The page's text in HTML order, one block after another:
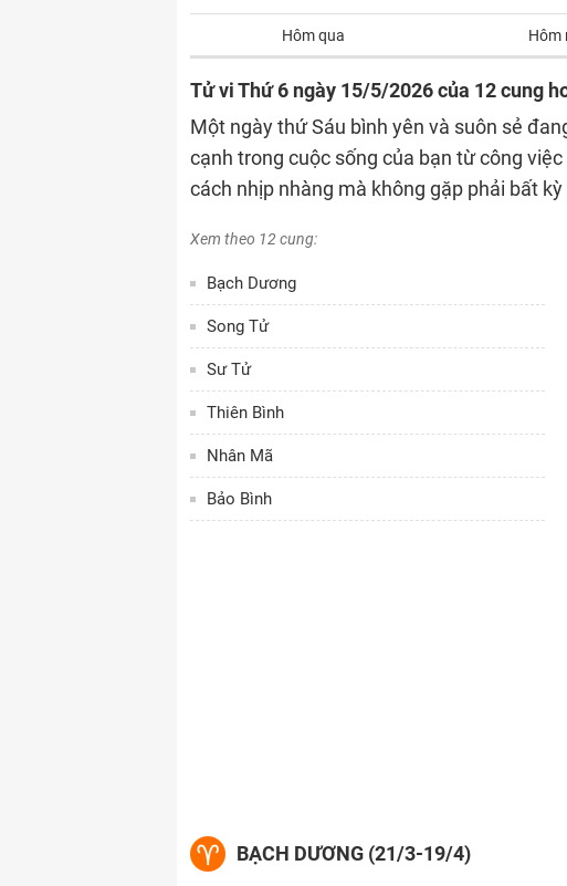
Hôm qua Hôm
Tử vi Thứ 6 ngày 15/5/2026 của 12 cung
Một ngày thứ Sáu bình yên và suôn sẻ
cạnh trong cuộc sống của bạn từ công
cách nhịp nhàng mà không gặp phải bất
Xem theo 12 cung:
Bạch Dương
Song Tử
Sư Tử
Thiên Bình
Nhân Mã
Bảo Bình
BẠCH DƯƠNG (21/3-19/4)